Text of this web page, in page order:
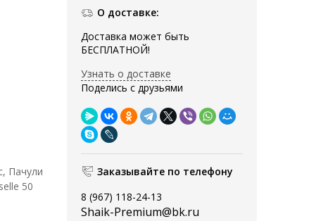
О доставке:
Доставка может быть
БЕСПЛАТНОЙ!
Узнать о доставке
Поделись с друзьями
Заказывайте по телефону
8 (967) 118-24-13
Shaik-Premium@bk.ru
Пачули
50